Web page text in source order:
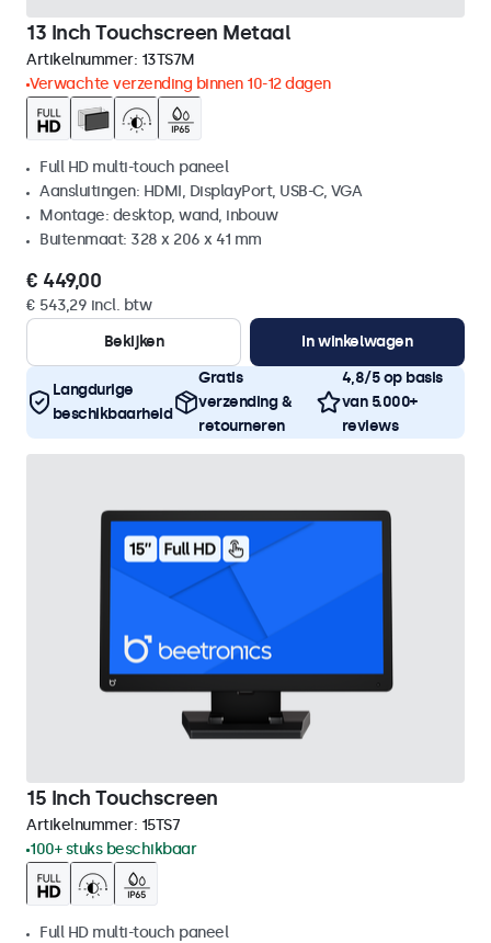
13 Inch Touchscreen Metaal
Artikelnummer: 13TS7M
Verwachte verzending binnen 10-12 dagen
Full HD multi-touch paneel
Aansluitingen: HDMI, DisplayPort, USB-C, VGA
Montage: desktop, wand, inbouw
Buitenmaat: 328 x 206 x 41 mm
€ 449,00
€ 543,29 incl. btw
Bekijken
In winkelwagen
Langdurige
beschikbaarheid
Gratis
verzending &
retourneren
4,8/5 op basis
van 5.000+
reviews
15 Inch Touchscreen
Artikelnummer: 15TS7
100+ stuks beschikbaar
Full HD multi-touch paneel